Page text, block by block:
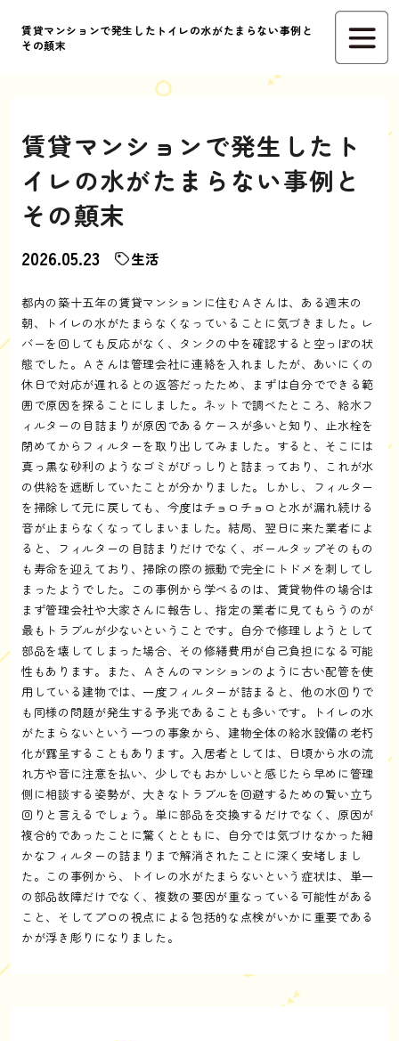
賃貸マンションで発生したトイレの水がたまらない事例と
その顛末
賃貸マンションで発生したト
イレの水がたまらない事例と
その顛末
2026.05.23 生活
都内の築十五年の賃貸マンションに住むＡさんは、ある週末の
朝、トイレの水がたまらなくなっていることに気づきました。レ
バーを回しても反応がなく、タンクの中を確認すると空っぽの状
態でした。Ａさんは管理会社に連絡を入れましたが、あいにくの
休日で対応が遅れるとの返答だったため、まずは自分でできる範
囲で原因を探ることにしました。ネットで調べたところ、給水フ
ィルターの目詰まりが原因であるケースが多いと知り、止水栓を
閉めてからフィルターを取り出してみました。すると、そこには
真っ黒な砂利のようなゴミがびっしりと詰まっており、これが水
の供給を遮断していたことが分かりました。しかし、フィルター
を掃除して元に戻しても、今度はチョロチョロと水が漏れ続ける
音が止まらなくなってしまいました。結局、翌日に来た業者によ
ると、フィルターの目詰まりだけでなく、ボールタップそのもの
も寿命を迎えており、掃除の際の振動で完全にトドメを刺してし
まったようでした。この事例から学べるのは、賃貸物件の場合は
まず管理会社や大家さんに報告し、指定の業者に見てもらうのが
最もトラブルが少ないということです。自分で修理しようとして
部品を壊してしまった場合、その修繕費用が自己負担になる可能
性もあります。また、Ａさんのマンションのように古い配管を使
用している建物では、一度フィルターが詰まると、他の水回りで
も同様の問題が発生する予兆であることも多いです。トイレの水
がたまらないという一つの事象から、建物全体の給水設備の老朽
化が露呈することもあります。入居者としては、日頃から水の流
れ方や音に注意を払い、少しでもおかしいと感じたら早めに管理
側に相談する姿勢が、大きなトラブルを回避するための賢い立ち
回りと言えるでしょう。単に部品を交換するだけでなく、原因が
複合的であったことに驚くとともに、自分では気づけなかった細
かなフィルターの詰まりまで解消されたことに深く安堵しまし
た。この事例から、トイレの水がたまらないという症状は、単一
の部品故障だけでなく、複数の要因が重なっている可能性がある
こと、そしてプロの視点による包括的な点検がいかに重要である
かが浮き彫りになりました。